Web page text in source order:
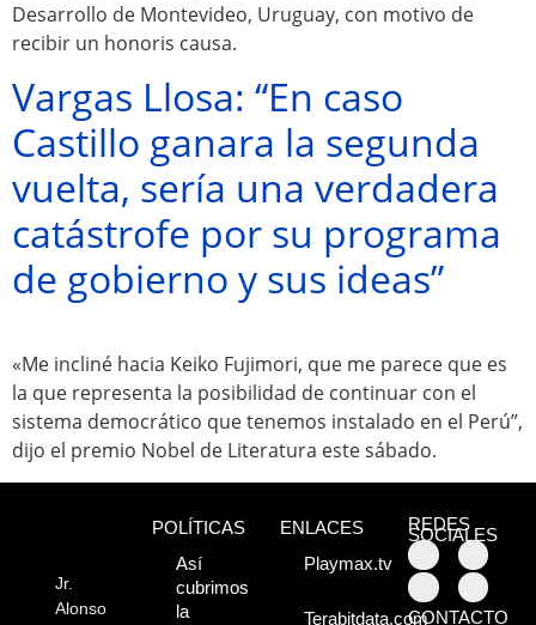
Moyobamba, está
lleno de atractivos
sorprendentes,
¡Descúbrelos!
Desarrollo de Montevideo, Uruguay, con motivo de
recibir un honoris causa.
Vargas Llosa: “En caso
Castillo ganara la segunda
vuelta, sería una verdadera
catástrofe por su programa
de gobierno y sus ideas”
«Me incliné hacia Keiko Fujimori, que me parece que es
la que representa la posibilidad de continuar con el
sistema democrático que tenemos instalado en el Perú”,
dijo el premio Nobel de Literatura este sábado.
Jr.
Alonso
POLÍTICAS
Así
cubrimos
la
ENLACES
Playmax.tv
Terabitdata.com
REDES
SOCIALES
CONTACTO